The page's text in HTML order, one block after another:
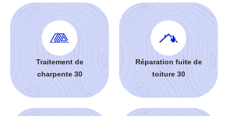
Traitement de
charpente 30
Réparation fuite de
toiture 30